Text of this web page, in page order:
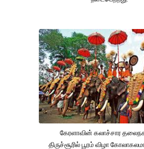
கேரளாவின் கலாச்சார
திருச்சூரில் பூரம் விழா